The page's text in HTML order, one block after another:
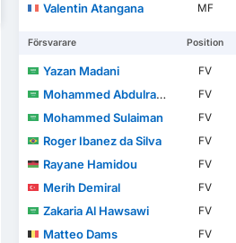
Friendlies
Valentin Atangana
MF
Försvarare Position
Yazan Madani FV
Mohammed Abdulrahamn Yousef
FV
Mohammed Sulaiman
FV
Roger Ibanez da Silva
FV
Rayane Hamidou
FV
Merih Demiral
FV
Zakaria Al Hawsawi
FV
Matteo Dams
FV